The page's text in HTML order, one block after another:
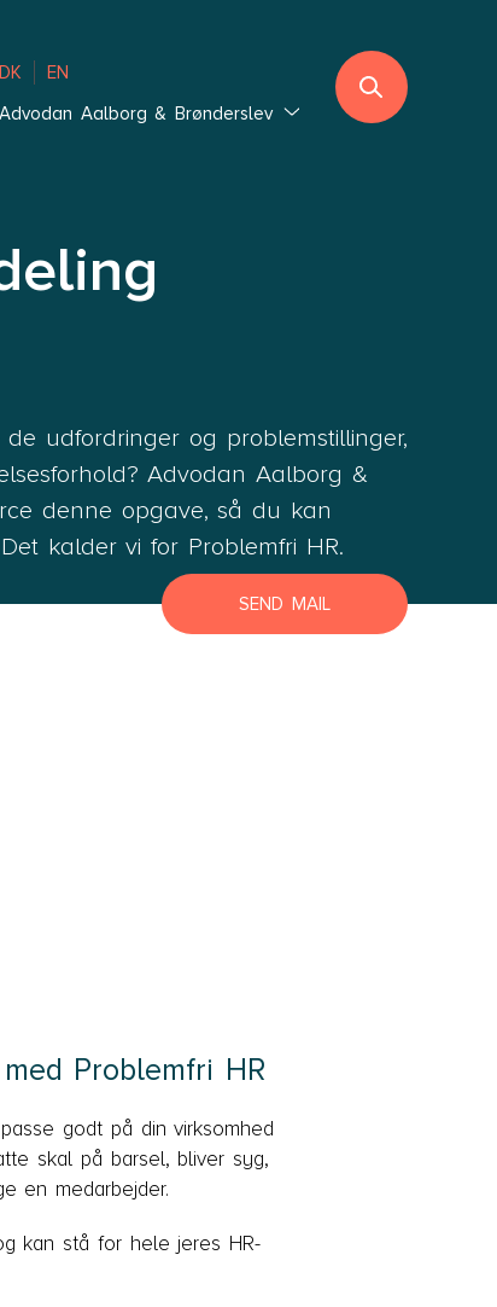
DK
EN
Advodan Aalborg & Brønderslev
Sønderjylland
Thisted
Glostrup København
Holbæk København
Lolland-Falster
Næstved
udfordringer og problemstillinger,
Advodan Aalborg &
denne opgave, så du kan
kalder vi for Problemfri HR.
SEND MAIL
Problemfri HR
godt på din virksomhed
skal på barsel, bliver syg,
en medarbejder.
kan stå for hele jeres HR-